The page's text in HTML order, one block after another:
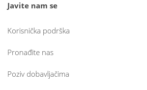
Javite nam se
Korisnička podrška
Pronađite nas
Poziv dobavljačima